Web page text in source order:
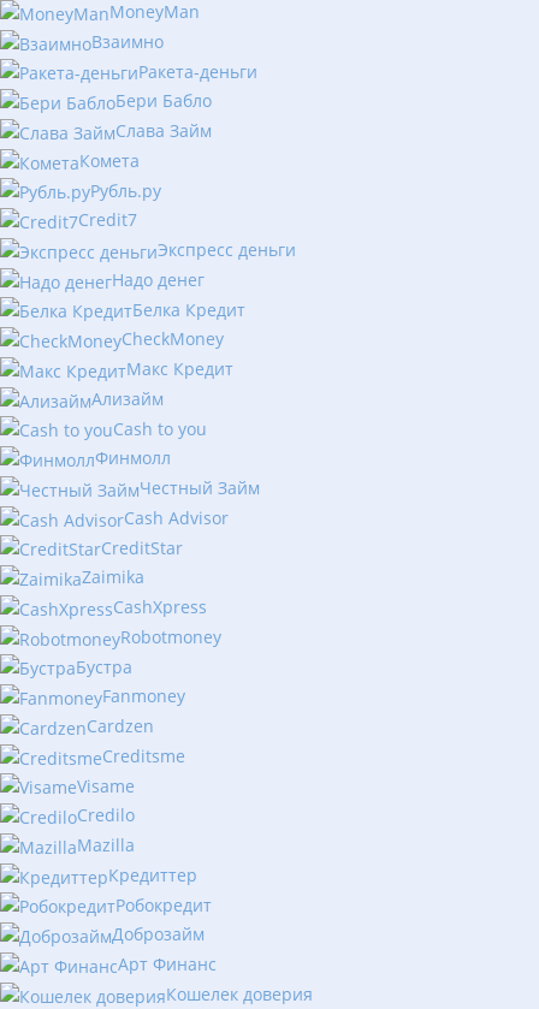
MoneyMan
Взаимно
Ракета-деньги
Бери Бабло
Слава Займ
Комета
Рубль.ру
Сredit7
Экспресс деньги
Надо денег
Белка Кредит
CheckMoney
Макс Кредит
Ализайм
Сash to you
Финмолл
Честный Займ
Cash Advisor
CreditStar
Zaimika
CashXpress
Robotmoney
Бустра
Fanmoney
Cardzen
Creditsme
Visame
Credilo
Mazilla
Кредиттер
Робокредит
Доброзайм
Арт Финанс
Кошелек доверия